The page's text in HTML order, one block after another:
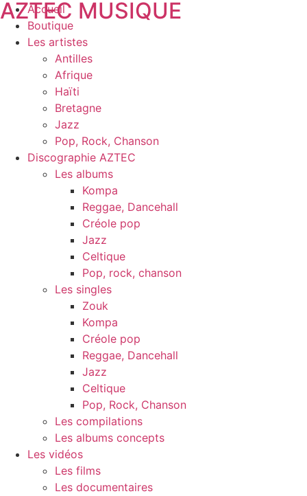
AZTEC MUSIQUE
Accueil
Boutique
Les artistes
Antilles
Afrique
Haïti
Bretagne
Jazz
Pop, Rock, Chanson
Discographie AZTEC
Les albums
Kompa
Reggae, Dancehall
Créole pop
Jazz
Celtique
Pop, rock, chanson
Les singles
Zouk
Kompa
Créole pop
Reggae, Dancehall
Jazz
Celtique
Pop, Rock, Chanson
Les compilations
Les albums concepts
Les vidéos
Les films
Les documentaires